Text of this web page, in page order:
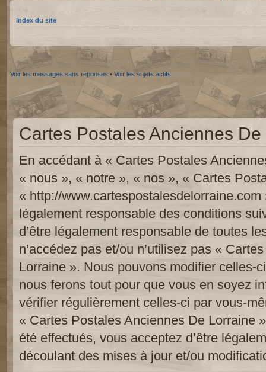
Index du site
Voir les messages sans réponses • Voir les sujets actifs
Cartes Postales Anciennes
En accédant à « Cartes Postales
« nous », « notre », « nos », « Cartes
« http://www.cartespostalesdelorraine.com
légalement responsable des conditions
d’être légalement responsable de toutes
n’accédez pas et/ou n’utilisez pas «
Lorraine ». Nous pouvons modifier celles-
nous ferons tout pour que vous en soyez
vérifier régulièrement celles-ci par vous-
« Cartes Postales Anciennes De Lorraine
été effectués, vous acceptez d’être
découlant des mises à jour et/ou